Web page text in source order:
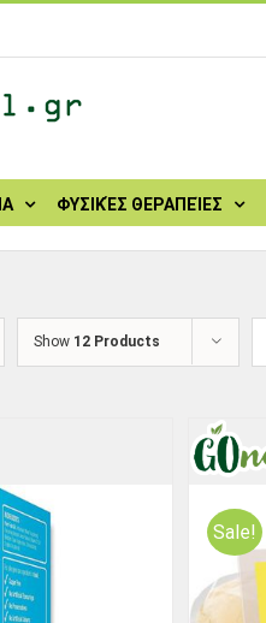
ΦΥΣΙΚΈΣ ΘΕΡΑΠΕΊΕΣ
Show 12 Products
Sale!